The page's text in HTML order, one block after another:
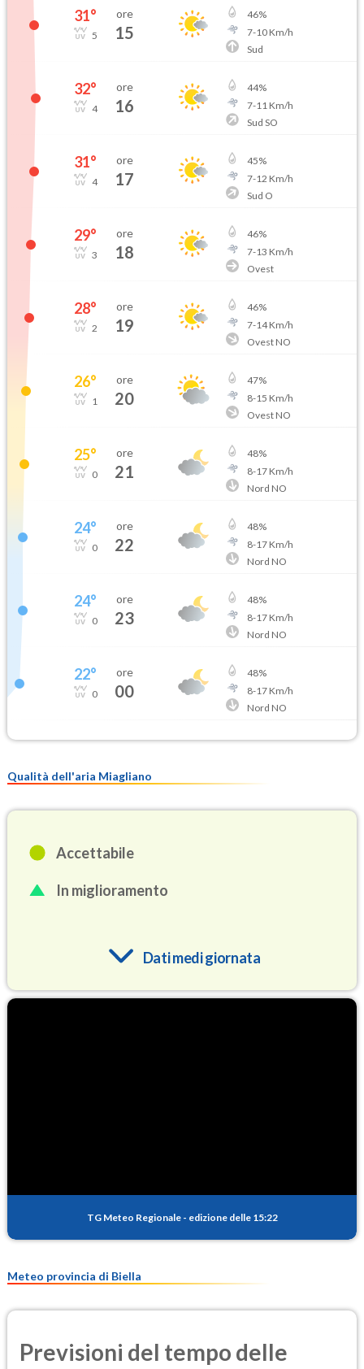
31°
5
ore
15
46%
7-10Km/h
Sud
32°
4
ore
16
44%
7-11 Km/h
Sud SO
31°
4
ore
17
45%
7-12 Km/h
Sud O
29°
3
ore
18
46%
7-13 Km/h
Ovest
28°
2
ore
19
46%
7-14Km/h
Ovest NO
26°
1
ore
20
47%
8-15 Km/h
Ovest NO
25°
0
ore
21
48%
8-17Km/h
Nord NO
24°
0
ore
22
48%
8-17Km/h
Nord NO
24°
0
ore
23
48%
8-17Km/h
Nord NO
22°
0
ore
00
48%
8-17Km/h
Nord NO
Qualità dell'aria Miagliano
Accettabile
In miglioramento
Dati medi giornata
PM25
TG Meteo Regionale - edizione delle 15:22
Meteo provincia di Biella
Previsioni del tempo delle